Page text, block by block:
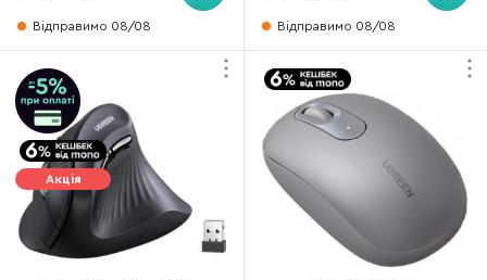
Відправимо 08/08 Відправимо 08/08
Акція